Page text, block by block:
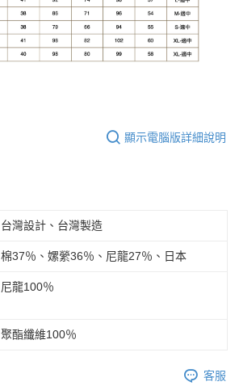
顯示電腦版詳細說明
台灣設計、台灣製造
棉37％、嫘縈36％、尼龍27％、日本
尼龍100％
聚酯纖維100％
客服